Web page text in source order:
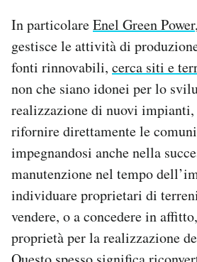
In particolareEnel Green Power
gestisce le attività di
fonti rinnovabili, cerca siti e
non che siano idonei per lo
realizzazione di nuovi
rifornire direttamente le
impegnandosi anche nella
manutenzione nel tempo
individuare proprietari di
vendere, o a concedere in
proprietà per la realizzazione